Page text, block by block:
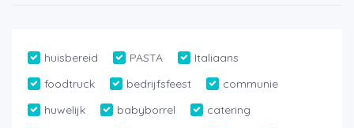
huisbereid PASTA
Italiaans
foodtruck
bedrijfsfeest
communie
huwelijk
babyborrel
catering